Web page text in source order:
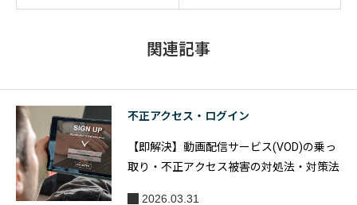
関連記事
不正アクセス・ログイン
【即解決】動画配信サービス(VOD)の乗っ
取り・不正アクセス被害の対処法・対策法
2026.03.31